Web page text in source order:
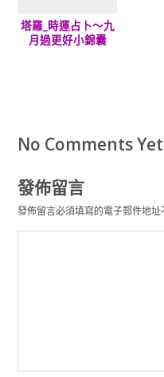
塔羅_時運占卜～九
月過更好小錦囊
No Comments Yet
發佈留言
發佈留言必須填寫的電子郵件地址